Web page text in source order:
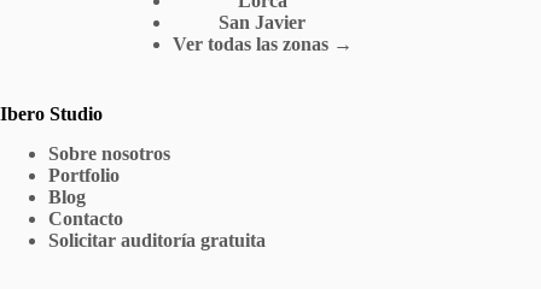
San Javier
Ver todas las zonas →
Ibero Studio
Sobre nosotros
Portfolio
Blog
Contacto
Solicitar auditoría gratuita